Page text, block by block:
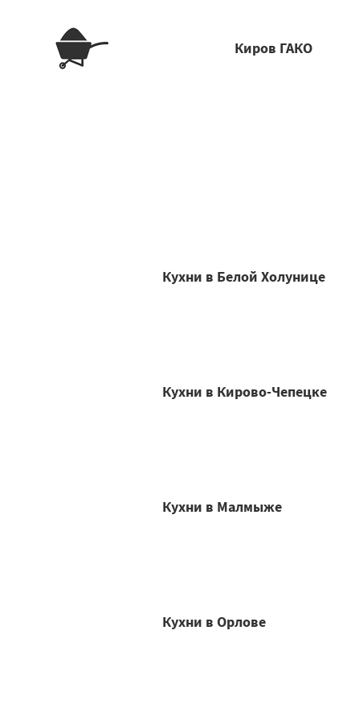
Киров ГАКО
Кухни в Белой Холунице
Кухни в Кирово-Чепецке
Кухни в Малмыже
Кухни в Орлове